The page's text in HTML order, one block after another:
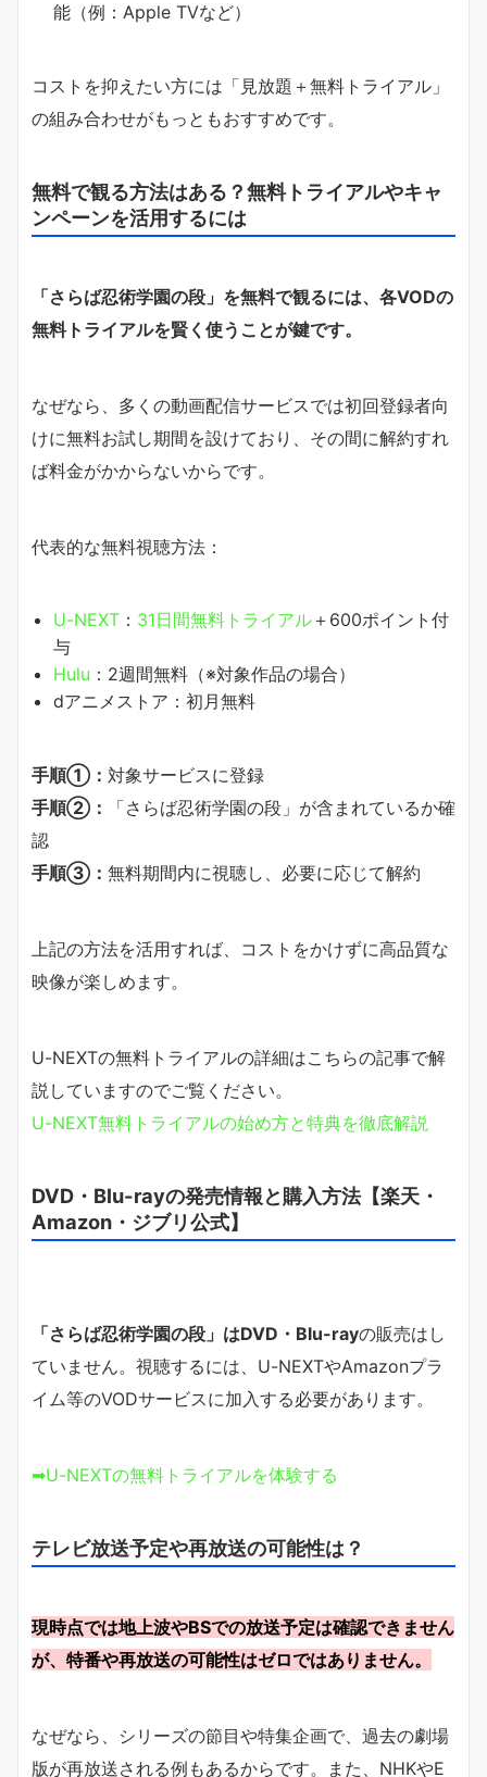
能（例：Apple TVなど）
コストを抑えたい方には「見放題＋無料トライアル」
の組み合わせがもっともおすすめです。
無料で観る方法はある？無料トライアルやキャ
ンペーンを活用するには
「さらば忍術学園の段」を無料で観るには、各VODの
無料トライアルを賢く使うことが鍵です。
なぜなら、多くの動画配信サービスでは初回登録者向
けに無料お試し期間を設けており、その間に解約すれ
ば料金がかからないからです。
代表的な無料視聴方法：
U-NEXT ： 31日間無料トライアル ＋600ポイント付
与
Hulu ：2週間無料（※対象作品の場合）
dアニメストア：初月無料
手順①： 対象サービスに登録
手順②：
「さらば忍術学園の段」が含まれているか確
認
手順③： 無料期間内に視聴し、必要に応じて解約
上記の方法を活用すれば、コストをかけずに高品質な
映像が楽しめます。
U-NEXTの無料トライアルの詳細はこちらの記事で解
説していますのでご覧ください。
U-NEXT無料トライアルの始め方と特典を徹底解説
DVD・Blu-rayの発売情報と購入方法【楽天・
Amazon・ジブリ公式】
「さらば忍術学園の段」はDVD・Blu-rayの販売はし
ていません。視聴するには、U-NEXTやAmazonプラ
イム等のVODサービスに加入する必要があります。
➡U-NEXTの無料トライアルを体験する
テレビ放送予定や再放送の可能性は？
現時点では地上波やBSでの放送予定は確認できません
が、特番や再放送の可能性はゼロではありません。
なぜなら、シリーズの節目や特集企画で、過去の劇場
版が再放送される例もあるからです。また、NHKやE